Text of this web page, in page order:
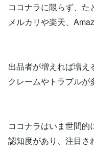
ココナラに限らず、た
メルカリや楽天、
出品者が増えれば増
クレームやトラブルが
ココナラはいま世間的
認知度があり、注目さ